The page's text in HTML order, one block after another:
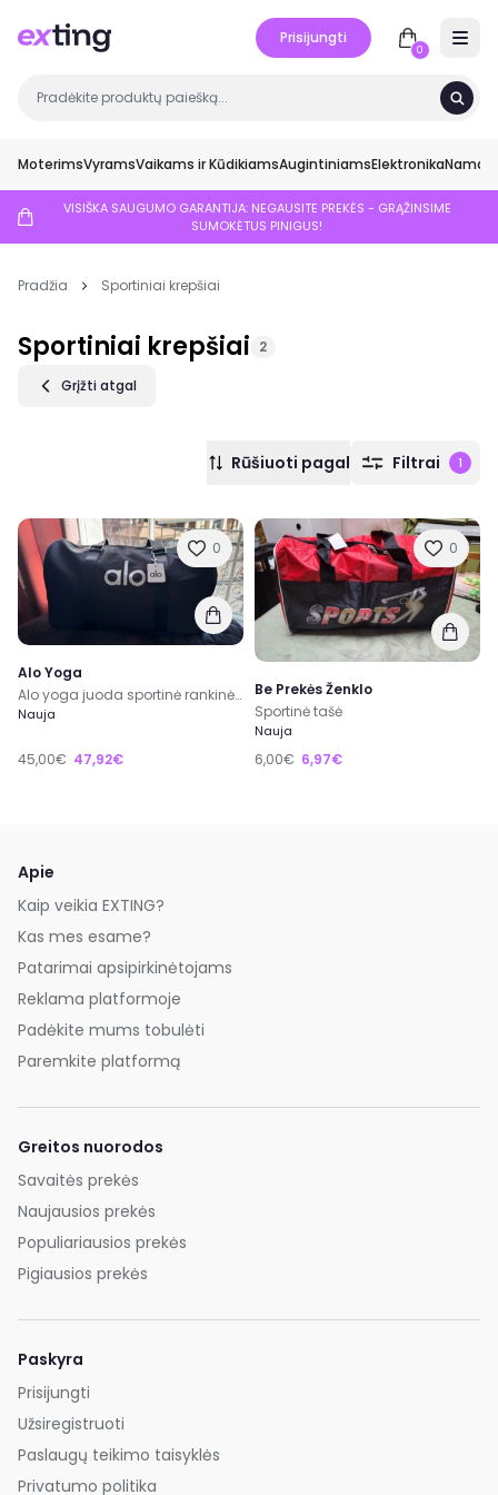
Prisijungti
0
MoterimsVyramsVaikams ir KūdikiamsAugintiniamsElektronikaNamai
VISIŠKA SAUGUMO GARANTIJA: NEGAUSITE PREKĖS - GRĄŽINSIME
SUMOKĖTUS PINIGUS!
Pradžia Sportiniai krepšiai
Sportiniai krepšiai 2
Grįžti atgal
Rūšiuoti pagal Filtrai 1
0
Alo Yoga
Alo yoga juoda sportinė rankinė krepšys
Nauja
45,00€ 47,92€
0
Be Prekės Ženklo
Sportinė tašė
Nauja
6,00€ 6,97€
Apie
Kaip veikia EXTING?
Kas mes esame?
Patarimai apsipirkinėtojams
Reklama platformoje
Padėkite mums tobulėti
Paremkite platformą
Greitos nuorodos
Savaitės prekės
Naujausios prekės
Populiariausios prekės
Pigiausios prekės
Paskyra
Prisijungti
Užsiregistruoti
Paslaugų teikimo taisyklės
Privatumo politika